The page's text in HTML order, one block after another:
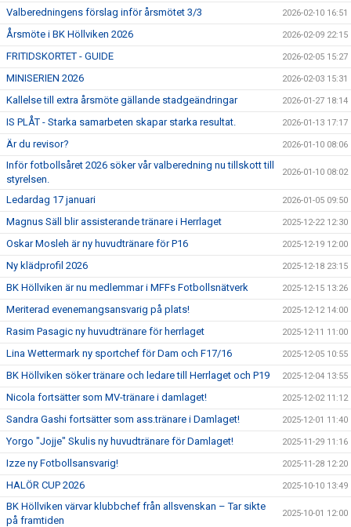
Valberedningens förslag inför årsmötet 3/3 2026-02-10 16:51
Årsmöte i BK Höllviken 2026 2026-02-09 22:15
FRITIDSKORTET - GUIDE 2026-02-05 15:27
MINISERIEN 2026 2026-02-03 15:31
Kallelse till extra årsmöte gällande stadgeändringar 2026-01-27 18:14
IS PLÅT - Starka samarbeten skapar starka resultat. 2026-01-13 17:17
Är du revisor? 2026-01-10 08:06
Inför fotbollsåret 2026 söker vår valberedning nu tillskott till
styrelsen.
2026-01-10 08:02
Ledardag 17 januari 2026-01-05 09:50
Magnus Säll blir assisterande tränare i Herrlaget 2025-12-22 12:30
Oskar Mosleh är ny huvudtränare för P16 2025-12-19 12:00
Ny klädprofil 2026 2025-12-18 23:15
BK Höllviken är nu medlemmar i MFFs Fotbollsnätverk 2025-12-15 13:26
Meriterad evenemangsansvarig på plats! 2025-12-12 14:00
Rasim Pasagic ny huvudtränare för herrlaget 2025-12-11 11:00
Lina Wettermark ny sportchef för Dam och F17/16 2025-12-05 10:55
BK Höllviken söker tränare och ledare till Herrlaget och P19 2025-12-04 13:55
Nicola fortsätter som MV-tränare i damlaget! 2025-12-02 11:12
Sandra Gashi fortsätter som ass.tränare i Damlaget! 2025-12-01 11:40
Yorgo "Jojje" Skulis ny huvudtränare för Damlaget! 2025-11-29 11:16
Izze ny Fotbollsansvarig! 2025-11-28 12:20
HALÖR CUP 2026 2025-10-10 13:49
BK Höllviken värvar klubbchef från allsvenskan – Tar sikte
på framtiden
2025-10-01 12:00